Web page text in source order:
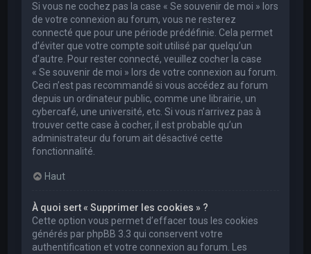
Si vous ne cochez pas la case « Se souvenir de moi » lors
de votre connexion au forum, vous ne resterez
connecté que pour une période prédéfinie. Cela permet
d’éviter que votre compte soit utilisé par quelqu’un
d’autre. Pour rester connecté, veuillez cocher la case
« Se souvenir de moi » lors de votre connexion au forum.
Ceci n’est pas recommandé si vous accédez au forum
depuis un ordinateur public, comme une librairie, un
cybercafé, une université, etc. Si vous n’arrivez pas à
trouver cette case à cocher, il est probable qu’un
administrateur du forum ait désactivé cette
fonctionnalité.
Haut
À quoi sert « Supprimer les cookies » ?
Cette option vous permet d’effacer tous les cookies
générés par phpBB 3.3 qui conservent votre
authentification et votre connexion au forum. Les